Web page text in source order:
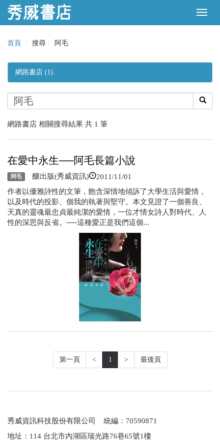
首頁 搜尋 阿毛
網路書店 (1)
網路書店 相關搜尋結果 共 1 筆
在愛中永生──阿毛長篇小說
阿毛 釀出版(秀威資訊) 2011/11/01
作者以優雅詩性的文筆，飽含深情地傾訴了大學生活與愛情，
以及時代的投影、個我的執著與堅守。本文見證了一個善良、
天真的靈魂最忠貞最純潔的愛情，一位才情女詩人對時代、人
性的深思與反省。──這種愛正是我們這個...
第一頁 < 1 > 最後頁
秀威資訊科技股份有限公司 統編：70590871
地址：114 台北市內湖區瑞光路76巷65號1樓